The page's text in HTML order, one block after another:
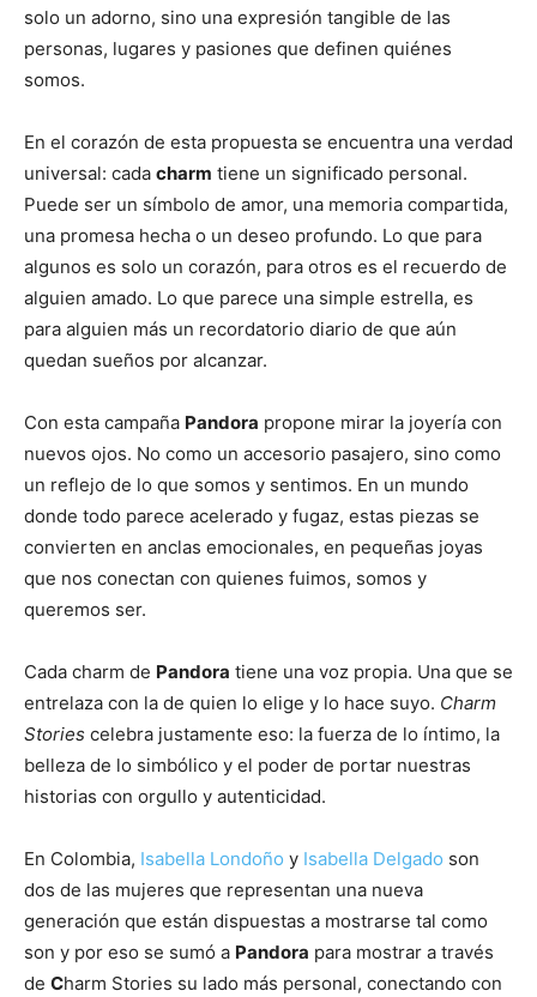
solo un adorno, sino una expresión tangible de las
personas, lugares y pasiones que definen quiénes
somos.
En el corazón de esta propuesta se encuentra una verdad
universal: cada charm tiene un significado personal.
Puede ser un símbolo de amor, una memoria compartida,
una promesa hecha o un deseo profundo. Lo que para
algunos es solo un corazón, para otros es el recuerdo de
alguien amado. Lo que parece una simple estrella, es
para alguien más un recordatorio diario de que aún
quedan sueños por alcanzar.
Con esta campaña Pandora propone mirar la joyería con
nuevos ojos. No como un accesorio pasajero, sino como
un reflejo de lo que somos y sentimos. En un mundo
donde todo parece acelerado y fugaz, estas piezas se
convierten en anclas emocionales, en pequeñas joyas
que nos conectan con quienes fuimos, somos y
queremos ser.
Cada charm de Pandora tiene una voz propia. Una que se
entrelaza con la de quien lo elige y lo hace suyo. Charm
Stories celebra justamente eso: la fuerza de lo íntimo, la
belleza de lo simbólico y el poder de portar nuestras
historias con orgullo y autenticidad.
En Colombia, Isabella Londoño y Isabella Delgado son
dos de las mujeres que representan una nueva
generación que están dispuestas a mostrarse tal como
son y por eso se sumó a Pandora para mostrar a través
de Charm Stories su lado más personal, conectando con